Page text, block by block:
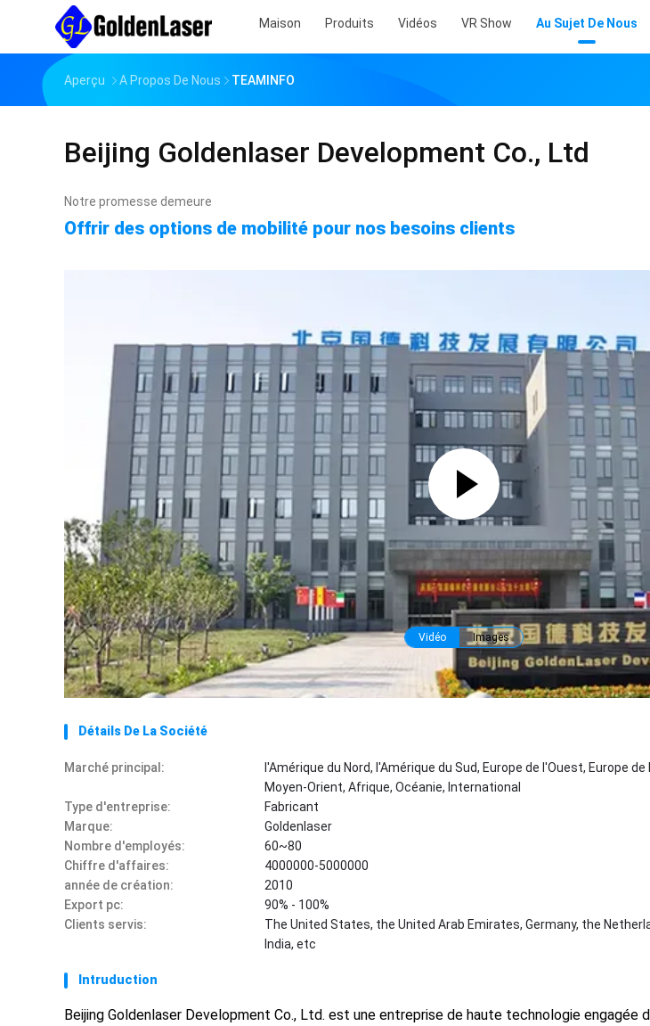
Maison Produits Vidéos VR Show Au Sujet De Nous
Aperçu A Propos De Nous TEAMINFO
Beijing Goldenlaser Development Co., Ltd
Notre promesse demeure
Offrir des options de mobilité pour nos besoins clients
Vidéo Images
Détails De La Société
Marché principal:
l'Amérique du Nord, l'Amérique du Sud, Europe de l'Ouest, Europe
Moyen-Orient, Afrique, Océanie, International
Type d'entreprise:
Fabricant
Marque:
Goldenlaser
Nombre d'employés:
60~80
Chiffre d'affaires:
4000000-5000000
année de création:
2010
Export pc:
90% - 100%
Clients servis:
The United States, the United Arab Emirates, Germany, the
India, etc
Intruduction
Beijing Goldenlaser Development Co., Ltd. est une entreprise de haute technologie engagée